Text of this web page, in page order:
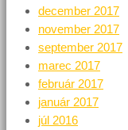
december 2017
november 2017
september 2017
marec 2017
február 2017
január 2017
júl 2016